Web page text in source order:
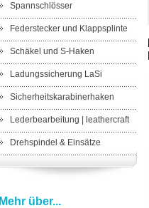
Spannschlösser
Federstecker und Klappsplinte
Schäkel und S-Haken
Ladungssicherung LaSi
Sicherheitskarabinerhaken
Lederbearbeitung | leathercraft
Drehspindel & Einsätze
Mehr über...